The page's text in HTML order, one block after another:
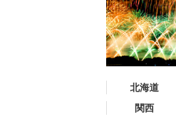
北海道
関西